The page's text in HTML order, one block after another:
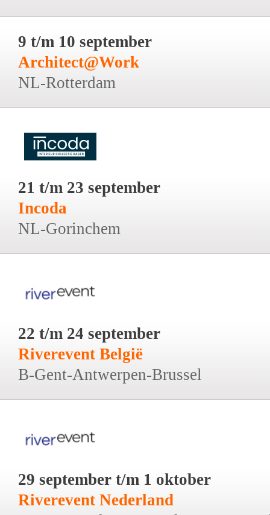
9 t/m 10 september
Architect@Work
NL-Rotterdam
21 t/m 23 september
Incoda
NL-Gorinchem
22 t/m 24 september
Riverevent België
B-Gent-Antwerpen-Brussel
29 september t/m 1 oktober
Riverevent Nederland